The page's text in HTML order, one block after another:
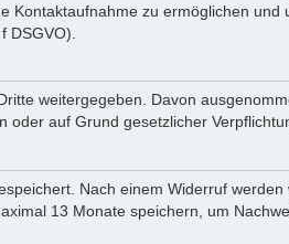
zu ermöglichen
DSGVO).
weitergegeben. Davon
oder auf Grund gesetzlicher
Nach einem Widerruf
13 Monate speichern, um